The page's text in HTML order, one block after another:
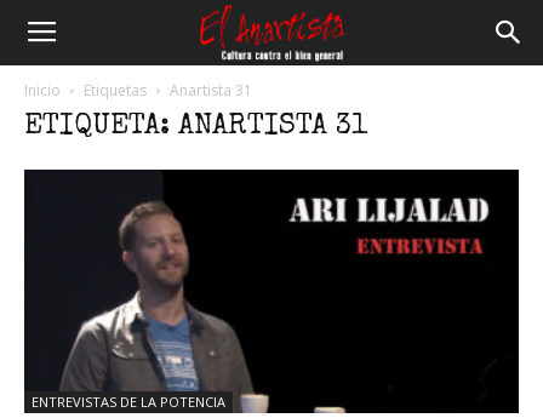
Inicio Etiquetas Anartista 31
ETIQUETA: ANARTISTA 31
ENTREVISTAS DE LA POTENCIA